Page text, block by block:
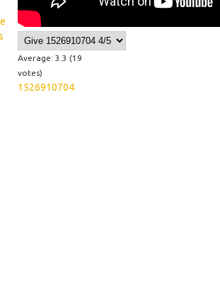
Average: 3.3 (19
votes)
1526910704